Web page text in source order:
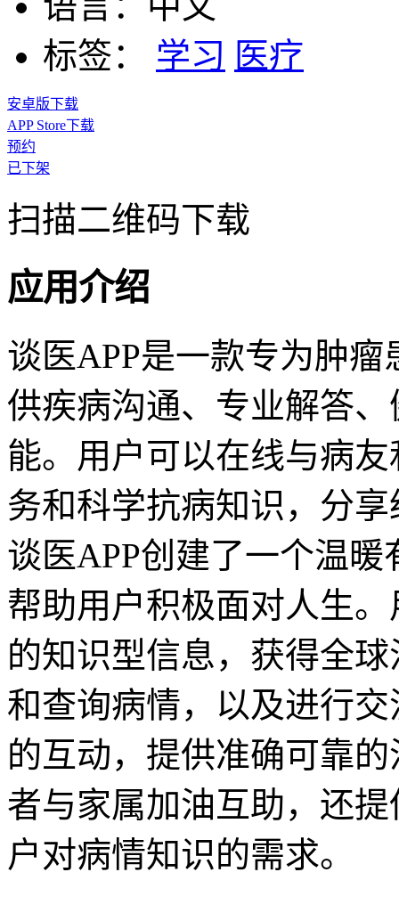
标签：
学习 医疗
安卓版下载
APP Store下载
预约
已下架
扫描二维码下载
应用介绍
谈医APP是一款专为肿瘤
供疾病沟通、专业解答
能。用户可以在线与病
务和科学抗病知识，分
谈医APP创建了一个温
帮助用户积极面对人生
的知识型信息，获得全
和查询病情，以及进行
的互动，提供准确可靠
者与家属加油互助，还
户对病情知识的需求。